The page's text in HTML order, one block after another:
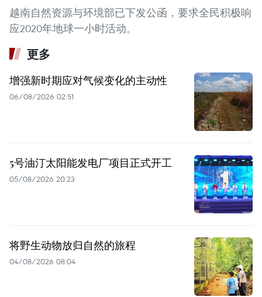
越南自然资源与环境部已下发公函，要求全民积极响
应2020年地球一小时活动。
更多
增强新时期应对气候变化的主动性
06/08/2026 02:51
5号油汀太阳能发电厂项目正式开工
05/08/2026 20:23
将野生动物放归自然的旅程
04/08/2026 08:04